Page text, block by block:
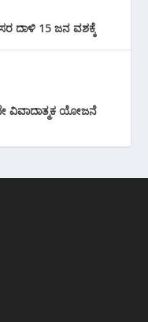
ದಾಳಿ 15 ಜನ ವಶಕ್ಕೆ
ವಿವಾದಾತ್ಮಕ ಯೋಜನೆ